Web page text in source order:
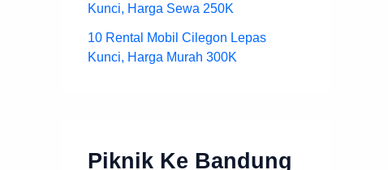
Kunci, Harga Sewa 250K
10 Rental Mobil Cilegon Lepas
Kunci, Harga Murah 300K
Piknik Ke Bandung